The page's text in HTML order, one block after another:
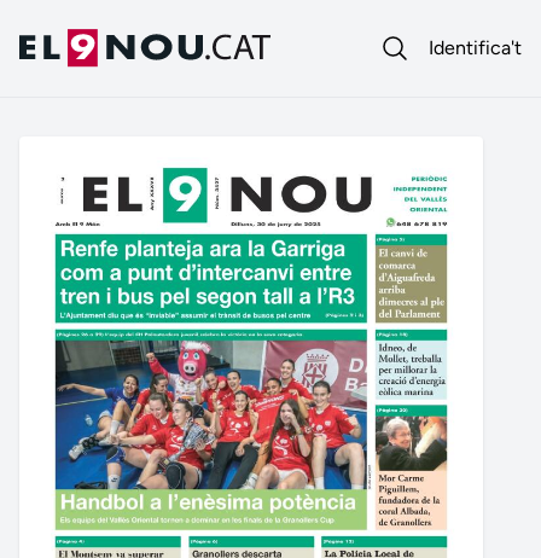
Identifica't